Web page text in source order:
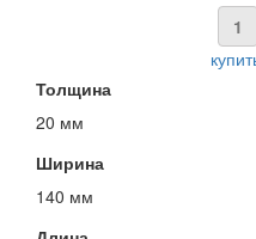
Толщина
20 мм
Ширина
140 мм